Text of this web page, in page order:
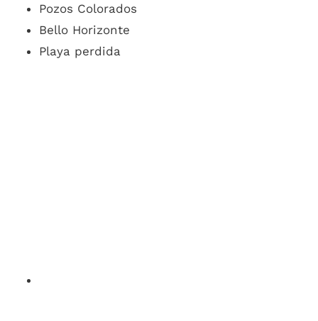
Pozos Colorados
Bello Horizonte
Playa perdida